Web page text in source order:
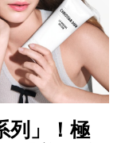
列」！極